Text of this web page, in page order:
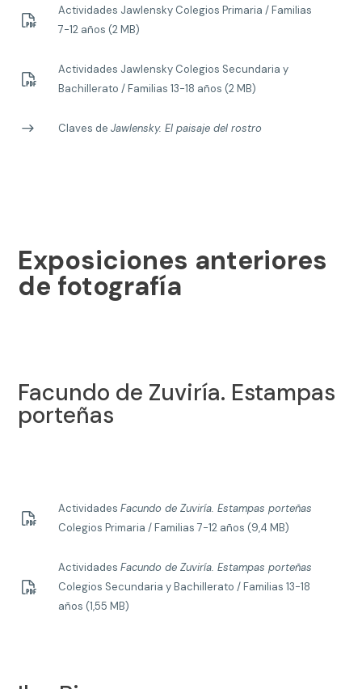
Actividades Jawlensky Colegios Primaria / Familias
7-12 años (2 MB)
Actividades Jawlensky Colegios Secundaria y
Bachillerato / Familias 13-18 años (2 MB)
Claves deJawlensky. El paisaje del rostro
Exposiciones anteriores
de fotografía
Facundo de Zuviría. Estampas
porteñas
ActividadesFacundo de Zuviría. Estampas porteñas
Colegios Primaria / Familias 7-12 años (9,4 MB)
ActividadesFacundo de Zuviría. Estampas porteñas
Colegios Secundaria y Bachillerato / Familias 13-18
años (1,55 MB)